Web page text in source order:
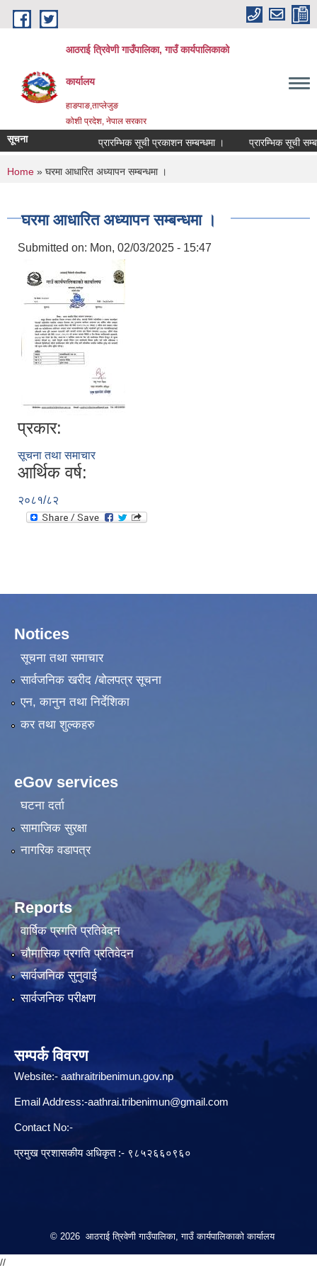
Skip to main content
आठराई त्रिवेणी गाउँपालिका, गाउँ कार्यपालिकाको
कार्यालय
हाङपाङ,ताप्लेजुङ
कोशी प्रदेश, नेपाल सरकार
सूचना प्रारम्भिक सूची प्रकाशन सम्बन्धमा । प्रारम्भिक सूची
You are here
Home » घरमा आधारित अध्यापन सम्बन्धमा ।
घरमा आधारित अध्यापन सम्बन्धमा ।
Submitted on: Mon, 02/03/2025 - 15:47
प्रकार:
सूचना तथा समाचार
आर्थिक वर्ष:
२०८१/८२
Notices
सूचना तथा समाचार
सार्वजनिक खरीद /बोलपत्र सूचना
एन, कानुन तथा निर्देशिका
कर तथा शुल्कहरु
eGov services
घटना दर्ता
सामाजिक सुरक्षा
नागरिक वडापत्र
Reports
वार्षिक प्रगति प्रतिवेदन
चौमासिक प्रगति प्रतिवेदन
सार्वजनिक सुनुवाई
सार्वजनिक परीक्षण
सम्पर्क विवरण
Website:-aathraitribenimun.gov.np
Email Address:-aathrai.tribenimun@gmail.com
Contact No:-
प्रमुख प्रशासकीय अधिकृत :- ९८५२६६०९६०
© 2026 आठराई त्रिवेणी गाउँपालिका, गाउँ कार्यपालिकाको कार्यालय
//